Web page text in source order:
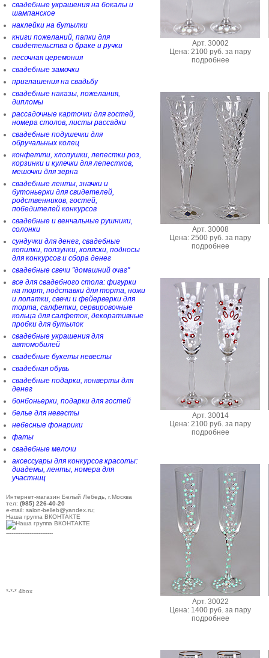
свадебные украшения на бокалы и
шампанское
наклейки на бутылки
книги пожеланий, папки для
свидетельства о браке и ручки
песочная церемония
свадебные замочки
приглашения на свадьбу
свадебные наказы, пожелания,
дипломы
рассадочные карточки для гостей,
номера столов, листы рассадки
свадебные подушечки для
обручальных колец
конфетти, хлопушки, лепестки роз,
корзинки и кулечки для лепестков,
мешочки для зерна
свадебные ленты, значки и
бутоньерки для свидетелей,
родственников, гостей,
победителей конкурсов
свадебные и венчальные рушники,
солонки
сундучки для денег, свадебные
копилки, ползунки, коляски, подносы
для конкурсов и сбора денег
свадебные свечи "домашний очаг"
все для свадебного стола: фигурки
на торт, подставки для торта, ножи
и лопатки, свечи и фейерверки для
торта, салфетки, сервировочные
кольца для салфеток, декоративные
пробки для бутылок
свадебные украшения для
автомобилей
свадебные букеты невесты
свадебная обувь
свадебные подарки, конверты для
денег
бонбоньерки, подарки для гостей
белье для невесты
небесные фонарики
фаты
свадебные мелочи
аксессуары для конкурсов красоты:
диадемы, ленты, номера для
участниц
Интернет-магазин Белый Лебедь, г.Москва
тел: (985) 226-40-20
e-mail: salon-belleb@yandex.ru;
Наша группа ВКОНТАКТЕ
--------------------------
*-*-* 4box
Арт. 30002
Цена: 2100 руб. за пару
подробнее
Арт. 30008
Цена: 2500 руб. за пару
подробнее
Арт. 30014
Цена: 2100 руб. за пару
подробнее
Арт. 30022
Цена: 1400 руб. за пару
подробнее